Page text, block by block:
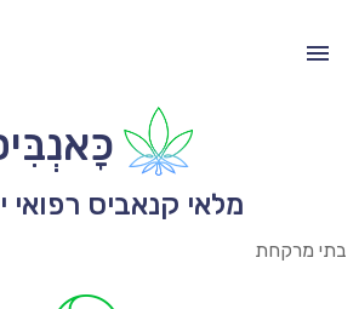
מלאי קנאביס רפואי
בתי מרקחת